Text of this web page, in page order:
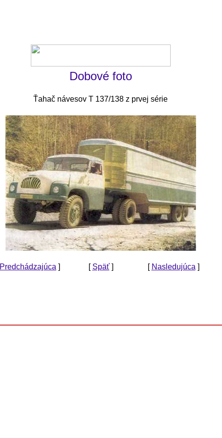
Dobové foto
Ťahač návesov T 137/138 z prvej série
Predchádzajúca ] [ Späť] [ Nasledujúca ]